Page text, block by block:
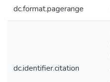
dc.format.pagerange
dc.identifier.citation